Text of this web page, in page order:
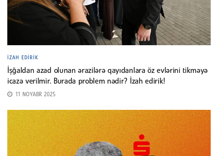
İZAH EDIRIK
İşğaldan azad olunan ərazilərə qayıdanlara öz evlərini tikməyə
icazə verilmir. Burada problem nədir? İzah edirik!
11 NOYABR 2025